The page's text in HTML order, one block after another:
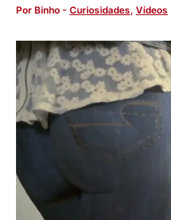
Por Binho - Curiosidades, Vídeos